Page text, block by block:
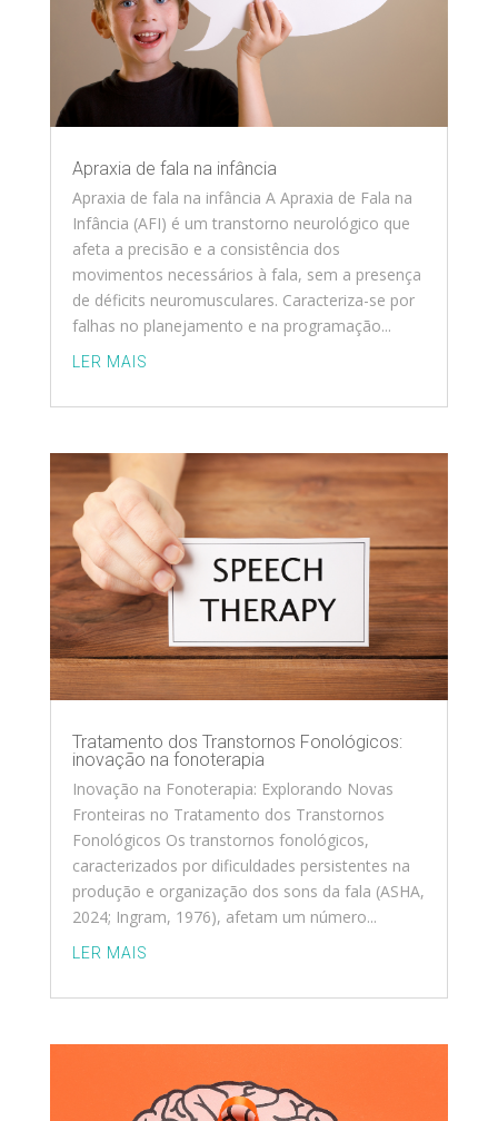
Apraxia de fala na infância
Apraxia de fala na infância A Apraxia de Fala na
Infância (AFI) é um transtorno neurológico que
afeta a precisão e a consistência dos
movimentos necessários à fala, sem a presença
de déficits neuromusculares. Caracteriza-se por
falhas no planejamento e na programação...
LER MAIS
Tratamento dos Transtornos Fonológicos:
inovação na fonoterapia
Inovação na Fonoterapia: Explorando Novas
Fronteiras no Tratamento dos Transtornos
Fonológicos Os transtornos fonológicos,
caracterizados por dificuldades persistentes na
produção e organização dos sons da fala (ASHA,
2024; Ingram, 1976), afetam um número...
LER MAIS